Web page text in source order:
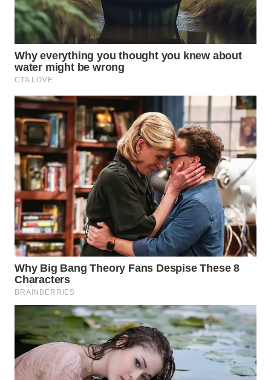
BINTAN
WN
MANDALIKA
WN
LIKUPANG
WN
LABUANBAJO
WN
BORNEO
Wahana
Media
Group
WAHANA
NEWS
WAHANA
TANI
WAHANA
ADVOKAT